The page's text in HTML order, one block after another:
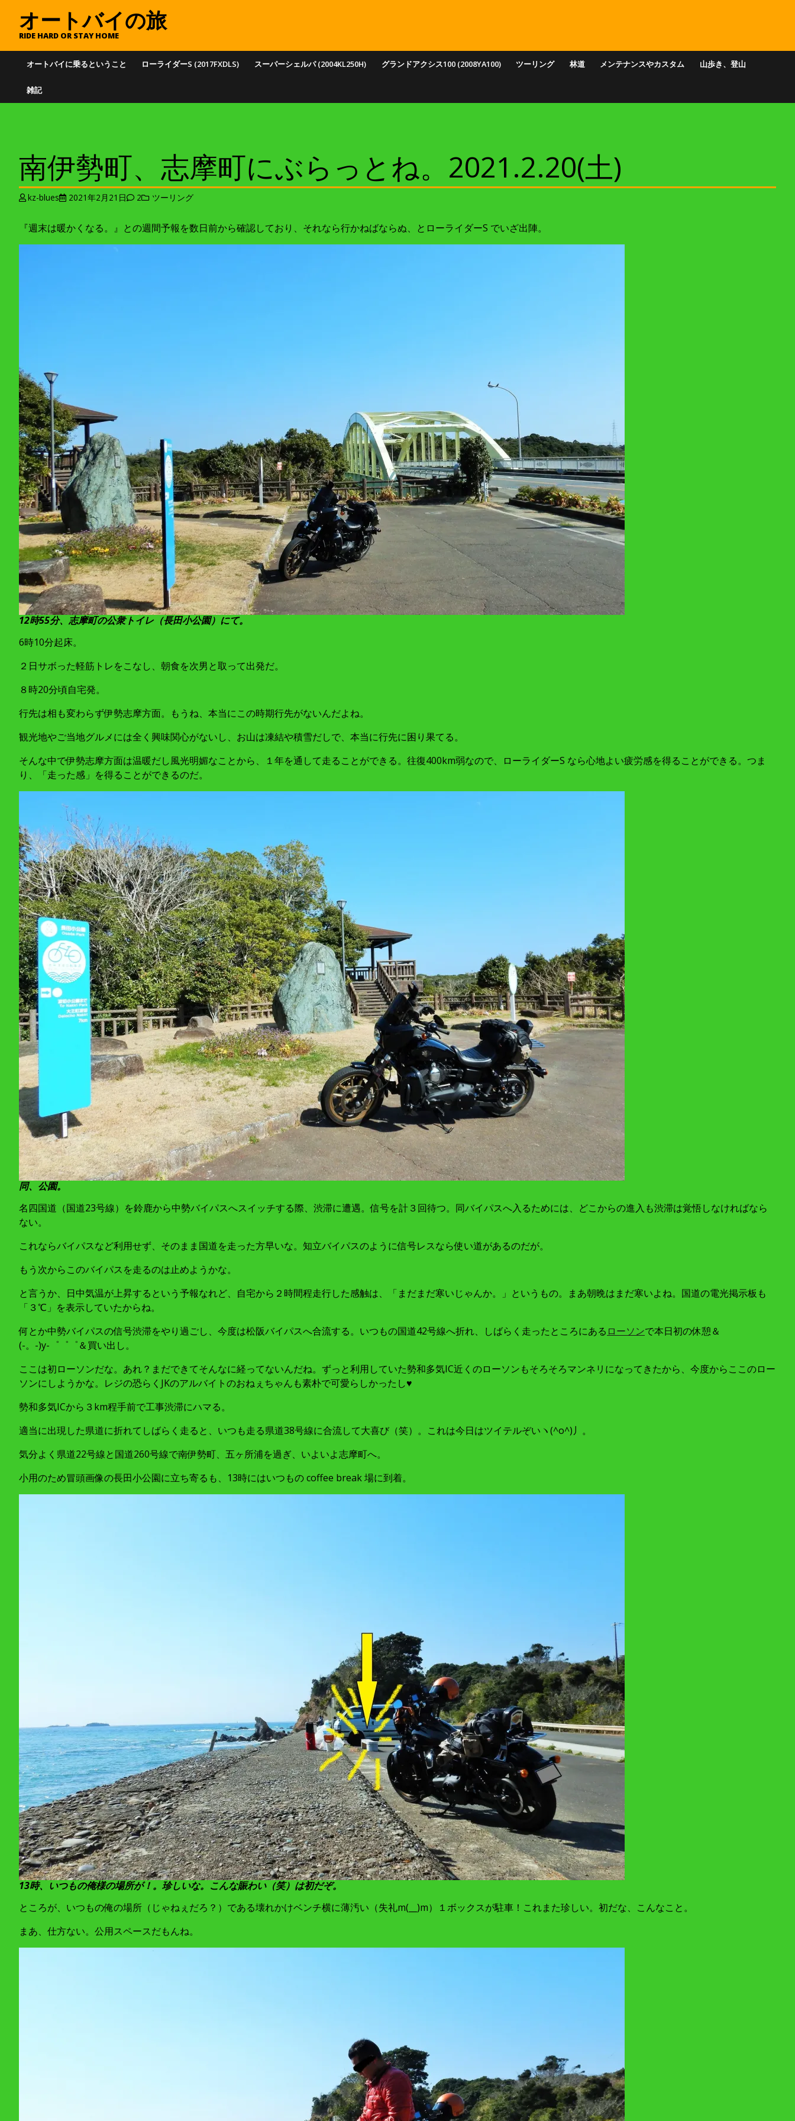
オートバイに乗るということ ローライダーS (2017FXDLS) スーパーシェルパ (2004KL250H) グランドアクシス100 (2008YA100) ツーリング 林道 メンテナンスやカスタム 山歩き、登山
雑記
オートバイの旅
RIDE HARD OR STAY HOME
南伊勢町、志摩町にぶらっとね。2021.2.20(土)
kz-blues 2021年2月21日 2 ツーリング
『週末は暖かくなる。』との週間予報を数日前から確認しており、それなら行かねばならぬ、とローライダーS でいざ出陣。
12時55分、志摩町の公衆トイレ（長田小公園）にて。
6時10分起床。
２日サボった軽筋トレをこなし、朝食を次男と取って出発だ。
８時20分頃自宅発。
行先は相も変わらず伊勢志摩方面。もうね、本当にこの時期行先がないんだよね。
観光地やご当地グルメには全く興味関心がないし、お山は凍結や積雪だしで、本当に行先に困り果てる。
そんな中で伊勢志摩方面は温暖だし風光明媚なことから、１年を通して走ることができる。往復400km弱なので、ローライダーS なら心地よい疲労感を得ることができる。つま
り、「走った感」を得ることができるのだ。
同、公園。
名四国道（国道23号線）を鈴鹿から中勢バイパスへスイッチする際、渋滞に遭遇。信号を計３回待つ。同バイパスへ入るためには、どこからの進入も渋滞は覚悟しなければなら
ない。
これならバイパスなど利用せず、そのまま国道を走った方早いな。知立バイパスのように信号レスなら使い道があるのだが。
もう次からこのバイパスを走るのは止めようかな。
と言うか、日中気温が上昇するという予報なれど、自宅から２時間程走行した感触は、「まだまだ寒いじゃんか。」というもの。まあ朝晩はまだ寒いよね。国道の電光掲示板も
「３℃」を表示していたからね。
何とか中勢バイパスの信号渋滞をやり過ごし、今度は松阪バイパスへ合流する。いつもの国道42号線へ折れ、しばらく走ったところにある ローソンで本日初の休憩＆
(-。-)y-゜゜゜＆買い出し。
ここは初ローソンだな。あれ？まだできてそんなに経ってないんだね。ずっと利用していた勢和多気IC近くのローソンもそろそろマンネリになってきたから、今度からここのロー
ソンにしようかな。レジの恐らくJKのアルバイトのおねぇちゃんも素朴で可愛らしかったし♥
勢和多気ICから３km程手前で工事渋滞にハマる。
適当に出現した県道に折れてしばらく走ると、いつも走る県道38号線に合流して大喜び（笑）。これは今日はツイテルぞいヽ(^o^)丿。
気分よく県道22号線と国道260号線で南伊勢町、五ヶ所浦を過ぎ、いよいよ志摩町へ。
小用のため冒頭画像の長田小公園に立ち寄るも、13時にはいつもの coffee break 場に到着。
13時、いつもの俺様の場所が！。 珍しいな。こんな賑わい（笑）は初だぞ。
ところが、いつもの俺の場所（じゃねぇだろ？）である壊れかけベンチ横に薄汚い（失礼m(__)m）１ボックスが駐車！これまた珍しい。初だな、こんなこと。
まあ、仕方ない。公用スペースだもんね。